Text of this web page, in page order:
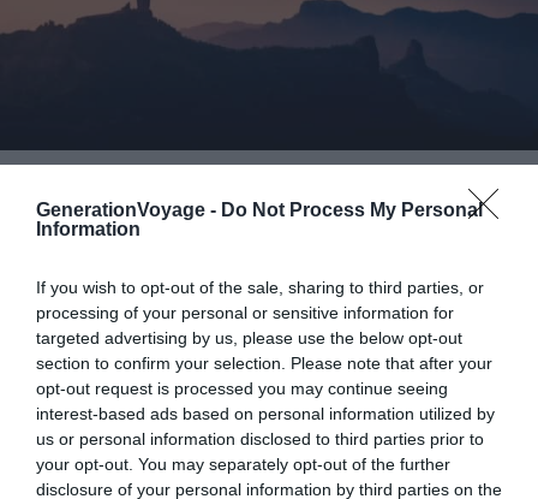
GenerationVoyage - Do Not Process My Personal
Information
If you wish to opt-out of the sale, sharing to third parties, or
processing of your personal or sensitive information for
targeted advertising by us, please use the below opt-out
section to confirm your selection. Please note that after your
opt-out request is processed you may continue seeing
interest-based ads based on personal information utilized by
us or personal information disclosed to third parties prior to
your opt-out. You may separately opt-out of the further
disclosure of your personal information by third parties on the
Crédit photo : Shutterstock – jmartinezmoran
À seulement20 kilomètres de la capitale de l’île
de loisir Las Nieves. C’est un lieu idéal pour observer les
étoiles aux Canaries,en février et en mars
particulièrement.
À cette période, en regardant vers le nord, son ciel
transparent vous permet d’apercevoir les constellations
du Gémeaux et du Cocher, facilement reconnaissable